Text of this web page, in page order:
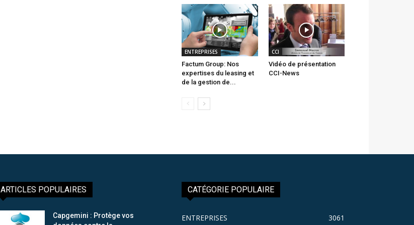
ENTREPRISES
Factum Group: Nos
expertises du leasing et
de la gestion de...
CCI
Vidéo de présentation
CCI-News
ARTICLES POPULAIRES
Capgemini : Protège vos
CATÉGORIE POPULAIRE
ENTREPRISES 3061